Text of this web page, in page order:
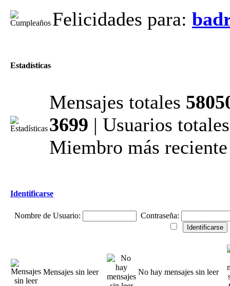
Felicidades para:
Estadísticas
Mensajes totales
3699 | Usuarios
Miembro más
Identificarse
Nombre de Usuario: Contraseña:
Mensajes sin leer No hay mensajes sin leer